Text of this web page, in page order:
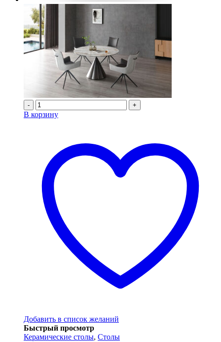
- +
В корзину
Добавить в список желаний
Быстрый просмотр
Керамические столы, Столы